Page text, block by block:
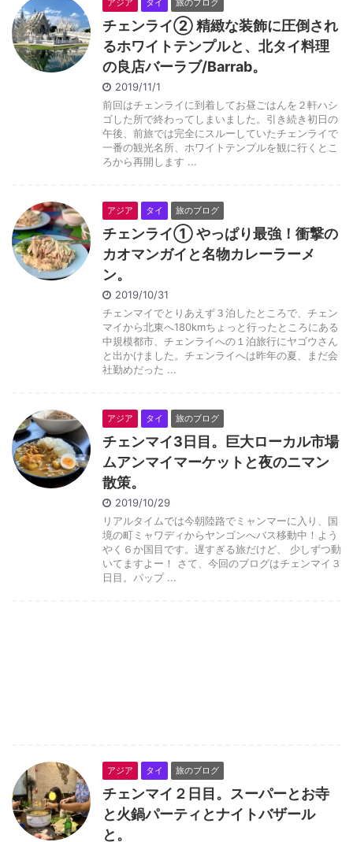
アジア タイ 旅のブログ
チェンライ② 精緻な装飾に圧倒され
るホワイトテンプルと、北タイ料理
の良店バーラブ/Barrab。
2019/11/1
前回はチェンライに到着してお昼ごはんを２軒ハシ
ゴした所で終わってしまいました。引き続き初日の
午後、前旅では完全にスルーしていたチェンライで
一番の観光名所、ホワイトテンプルを観に行くとこ
ろから再開します ...
アジア タイ 旅のブログ
チェンライ① やっぱり最強！衝撃の
カオマンガイと名物カレーラーメ
ン。
2019/10/31
チェンマイでとりあえず３泊したところで、チェン
マイから北東へ180kmちょっと行ったところにある
中規模都市、チェンライへの１泊旅行にヤゴウさん
と出かけました。チェンライへは昨年の夏、まだ会
社勤めだった ...
アジア タイ 旅のブログ
チェンマイ3日目。巨大ローカル市場
ムアンマイマーケットと夜のニマン
散策。
2019/10/29
リアルタイムでは今朝陸路でミャンマーに入り、国
境の町ミャワディからヤンゴンへバス移動中！よう
やく６か国目です。遅すぎる旅だけど、 少しずつ動
いてますよー！ さて、今回のブログはチェンマイ３
日目。パップ ...
アジア タイ 旅のブログ
チェンマイ２日目。スーパーとお寺
と火鍋パーティとナイトバザール
と。